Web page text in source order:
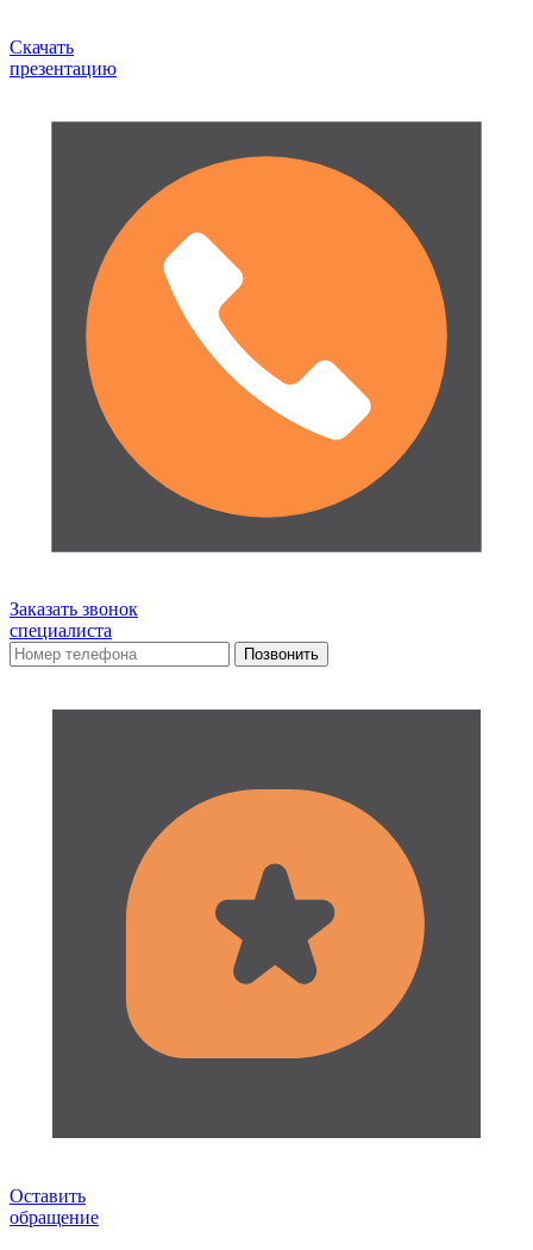
Скачать
презентацию
Заказать звонок
специалиста
Оставить
обращение